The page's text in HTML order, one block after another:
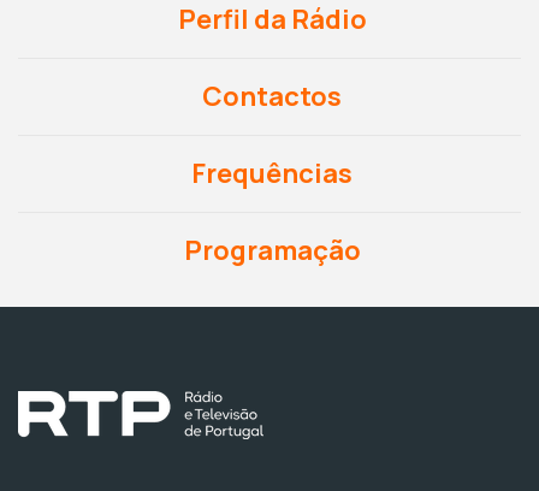
Perfil da Rádio
Contactos
Frequências
Programação